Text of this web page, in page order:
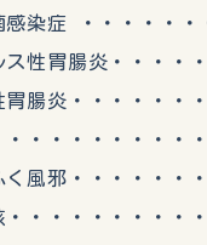
・・・・・・・
炎・・・・・
・・・・・・
・・・・・・
・・・・・・
・・・・・・